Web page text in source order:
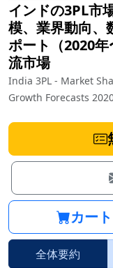
インドの3PL市
模、業界動向、
ポート（2020年
流市場
India 3PL - Market
Growth Forecasts
カー
全体要約